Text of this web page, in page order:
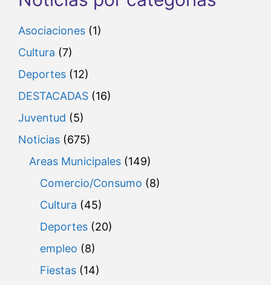
Asociaciones (1)
Cultura (7)
Deportes (12)
DESTACADAS (16)
Juventud (5)
Noticias (675)
Areas Municipales (149)
Comercio/Consumo (8)
Cultura (45)
Deportes (20)
empleo (8)
Fiestas (14)